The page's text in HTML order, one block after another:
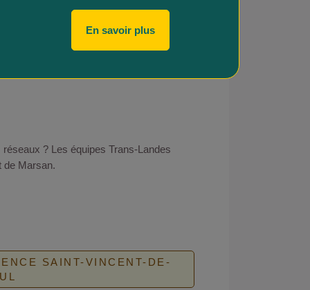
? Les équipes Trans-Landes
de Marsan.
SAINT-VINCENT-DE-
En savoir plus